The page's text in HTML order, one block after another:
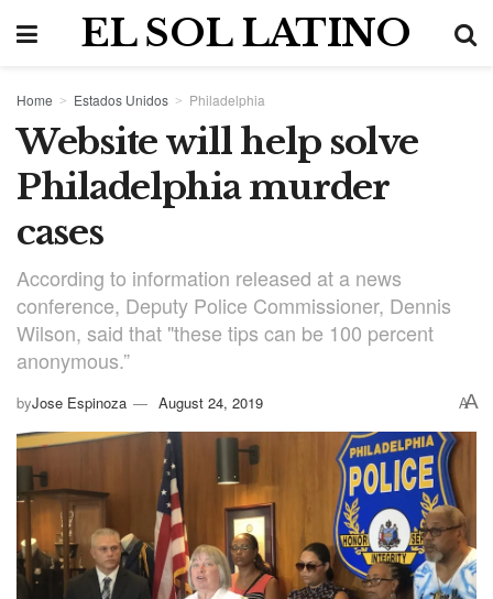
EL SOL LATINO
Home Estados Unidos Philadelphia
Website will help solve
Philadelphia murder
cases
According to information released at a news
conference, Deputy Police Commissioner, Dennis
Wilson, said that "these tips can be 100 percent
anonymous.”
byJose Espinoza August 24, 2019 AA